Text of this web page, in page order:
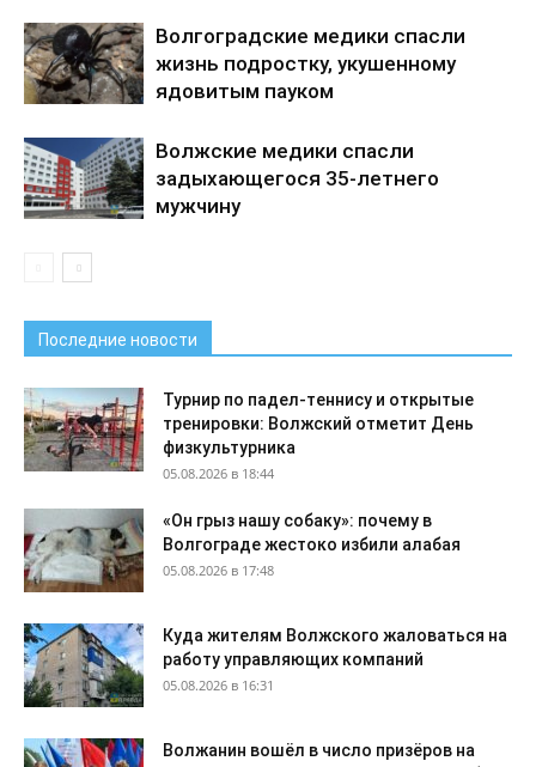
Волгоградские медики спасли
жизнь подростку, укушенному
ядовитым пауком
Волжские медики спасли
задыхающегося 35-летнего
мужчину
Последние новости
Турнир по падел-теннису и открытые
тренировки: Волжский отметит День
физкультурника
05.08.2026 в 18:44
«Он грыз нашу собаку»: почему в
Волгограде жестоко избили алабая
05.08.2026 в 17:48
Куда жителям Волжского жаловаться на
работу управляющих компаний
05.08.2026 в 16:31
Волжанин вошёл в число призёров на